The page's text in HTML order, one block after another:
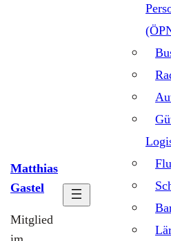
Matthias
Gastel
Mitglied